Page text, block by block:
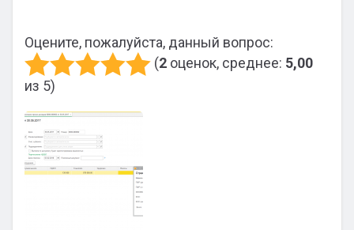
Оцените, пожалуйста, данный вопрос:
(2 оценок, среднее: 5,00
из 5)